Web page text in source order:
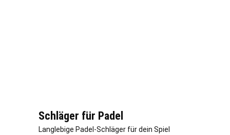
Schläger für Padel
Langlebige Padel-Schläger für dein Spiel